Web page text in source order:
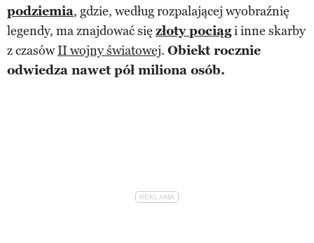
podziemia, gdzie, według rozpalającej wyobraźnię
legendy, ma znajdować się złoty pociągi inne skarby
z czasówII wojny światowej. Obiekt rocznie
odwiedza nawet pół miliona osób.